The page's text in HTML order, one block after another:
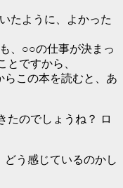
たように、よかった
、○○の仕事が決まっ
ですから、
らこの本を読むと、あ
たのでしょうね？ ロ
う感じているのかし